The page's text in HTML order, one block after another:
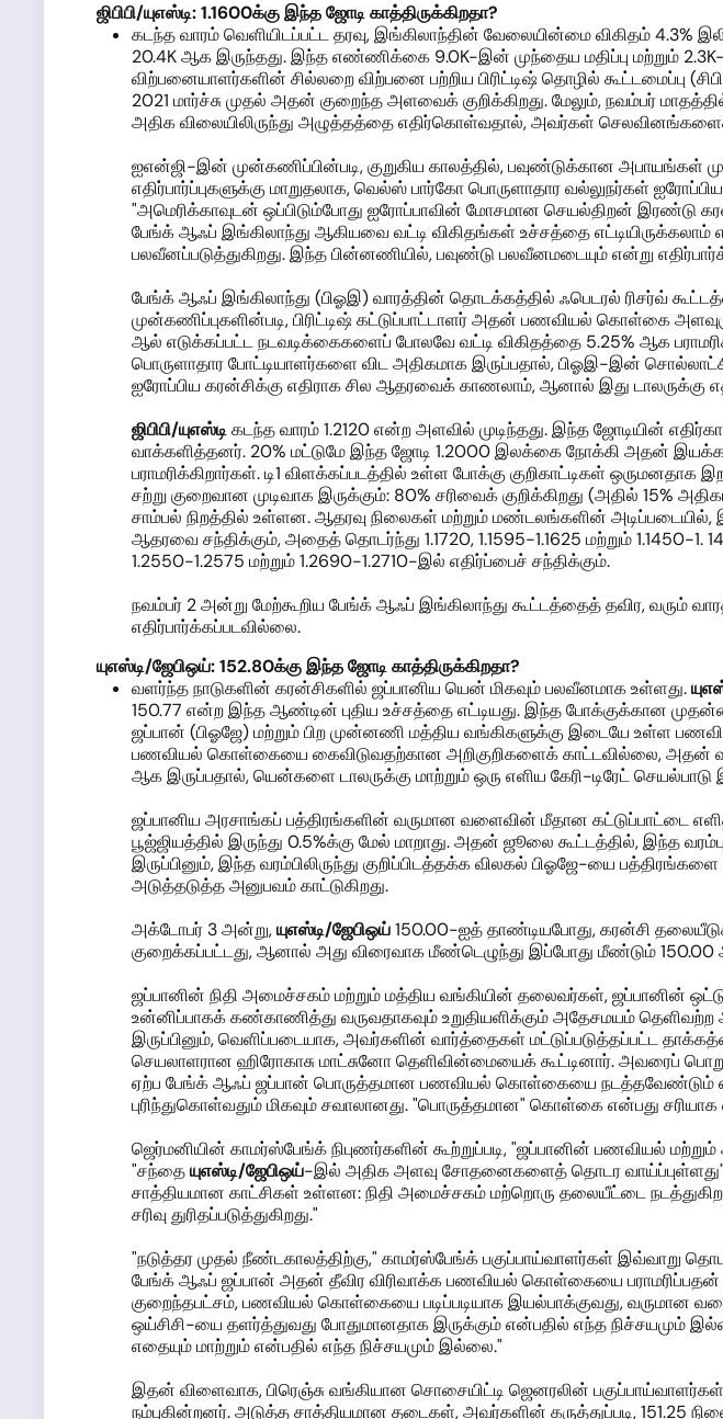
ஜிபிபி/யுஎஸ்டி:1.1600க்கு இந்தஜோடி காத்திருக்கிறதா?
கடந்த வாரம் வெளியிடப்பட்ட தரவு, இங்கிலாந்தின் வேலையின்மை விகிதம்
20.4K ஆக இருந்தது. இந்த எண்ணிக்கை 9.0K-இன் முந்தைய மதிப்பு மற்றும்
விற்பனையாளர்களின் சில்லறை விற்பனை பற்றிய பிரிட்டிஷ் தொழில் கூட்டமைப்பு
2021 மார்ச்சு முதல் அதன் குறைந்த அளவைக் குறிக்கிறது. மேலும், நவம்பர்
அதிக விலையிலிருந்து அழுத்தத்தை எதிர்கொள்வதால், அவர்கள்
ஐஎன்ஜி-இன் முன்கணிப்பின்படி, குறுகிய காலத்தில், பவுண்டுக்கான அபாயங்கள்
எதிர்பார்ப்புகளுக்கு மாறுதலாக, வெல்ஸ் பார்கோ பொருளாதார வல்லுநர்கள்
"அமெரிக்காவுடன் ஒப்பிடும்போது ஐரோப்பாவின் மோசமான செயல்திறன் இரண்டு
பேங்க் ஆஃப் இங்கிலாந்து ஆகியவை வட்டி விகிதங்கள் உச்சத்தை
பலவீனப்படுத்துகிறது. இந்த பின்னணியில், பவுண்டு பலவீனமடையும் என்று
பேங்க் ஆஃப் இங்கிலாந்து (பிஓஇ) வாரத்தின் தொடக்கத்தில் ஃபெடரல் ரிசர்வ்
முன்கணிப்புகளின்படி, பிரிட்டிஷ் கட்டுப்பாட்டாளர் அதன் பணவியல் கொள்கை
ஆல் எடுக்கப்பட்ட நடவடிக்கைகளைப் போலவே வட்டி விகிதத்தை 5.25% ஆக
பொருளாதார போட்டியாளர்களை விட அதிகமாக இருப்பதால், பிஓஇ-இன்
ஐரோப்பிய கரன்சிக்கு எதிராக சில ஆதரவைக் காணலாம், ஆனால் இது டாலருக்கு
ஜிபிபி/யுஎஸ்டிகடந்த வாரம் 1.2120 என்ற அளவில் முடிந்தது. இந்த ஜோடியின்
வாக்களித்தனர். 20% மட்டுமே இந்த ஜோடி 1.2000 இலக்கை நோக்கி அதன்
பராமரிக்கிறார்கள். டி1 விளக்கப்படத்தில் உள்ள போக்கு குறிகாட்டிகள் ஒருமனதாக
சற்று குறைவான முடிவாக இருக்கும்: 80% சரிவைக் குறிக்கிறது (அதில் 15%
சாம்பல் நிறத்தில் உள்ளன. ஆதரவு நிலைகள் மற்றும் மண்டலங்களின் அடிப்படையில்,
ஆதரவை சந்திக்கும், அதைத் தொடர்ந்து 1.1720, 1.1595-1.1625 மற்றும் 1.1450-1.
1.2550-1.2575 மற்றும் 1.2690-1.2710-இல் எதிர்ப்பைச் சந்திக்கும்.
நவம்பர் 2 அன்று மேற்கூறிய பேங்க் ஆஃப் இங்கிலாந்து கூட்டத்தைத் தவிர, வரும்
எதிர்பார்க்கப்படவில்லை.
யுஎஸ்டி/ஜேபிஒய்:152.80க்கு இந்தஜோடி காத்திருக்கிறதா?
வளர்ந்த நாடுகளின் கரன்சிகளில் ஜப்பானிய யென் மிகவும் பலவீனமாக உள்ளது.
150.77 என்ற இந்த ஆண்டின் புதிய உச்சத்தை எட்டியது. இந்த போக்குக்கான
ஜப்பான் (பிஓஜே) மற்றும் பிற முன்னணி மத்திய வங்கிகளுக்கு இடையே உள்ள
பணவியல் கொள்கையை கைவிடுவதற்கான அறிகுறிகளைக் காட்டவில்லை, அதன் வட்டி
ஆக இருப்பதால், யென்களை டாலருக்கு மாற்றும் ஒரு எளிய கேரி-டிரேட்
ஜப்பானிய அரசாங்கப் பத்திரங்களின் வருமான வளைவின் மீதான கட்டுப்பாட்டை
பூஜ்ஜியத்தில் இருந்து 0.5%க்கு மேல் மாறாது. அதன் ஜூலை கூட்டத்தில், இந்த
இருப்பினும், இந்த வரம்பிலிருந்து குறிப்பிடத்தக்க விலகல் பிஓஜே-யை
அடுத்தடுத்த அனுபவம் காட்டுகிறது.
அக்டோபர் 3 அன்று,யுஎஸ்டி/ஜேபிஒய்150.00-ஐத் தாண்டியபோது, கரன்சி
குறைக்கப்பட்டது, ஆனால் அது விரைவாக மீண்டெழுந்து இப்போது மீண்டும் 150.00
ஜப்பானின் நிதி அமைச்சகம் மற்றும் மத்திய வங்கியின் தலைவர்கள், ஜப்பானின்
உன்னிப்பாகக் கண்காணித்து வருவதாகவும் உறுதியளிக்கும் அதேசமயம்
இருப்பினும், வெளிப்படையாக, அவர்களின் வார்த்தைகள் மட்டுப்படுத்தப்பட்ட
செயலாளரான ஹிரோகாசு மாட்சுனோ தெளிவின்மையைக் கூட்டினார். அவரைப்
ஏற்ப பேங்க் ஆஃப் ஜப்பான் பொருத்தமான பணவியல் கொள்கையை நடத்தவேண்டும்
புரிந்துகொள்வதும் மிகவும் சவாலானது. "பொருத்தமான" கொள்கை என்பது
ஜெர்மனியின் காமர்ஸ்பேங்க் நிபுணர்களின் கூற்றுப்படி, "ஜப்பானின் பணவியல்
"சந்தையுஎஸ்டி/ஜேபிஒய்-இல் அதிக அளவு சோதனைகளைத் தொடர வாய்ப்புள்ளது"
சாத்தியமான காட்சிகள் உள்ளன: நிதி அமைச்சகம் மற்றொரு தலையீட்டை
சரிவு துரிதப்படுத்துகிறது."
"நடுத்தர முதல் நீண்டகாலத்திற்கு," காமர்ஸ்பேங்க் பகுப்பாய்வாளர்கள் இவ்வாறு
பேங்க் ஆஃப் ஜப்பான் அதன் தீவிர விரிவாக்க பணவியல் கொள்கையை
குறைந்தபட்சம், பணவியல் கொள்கையை படிப்படியாக இயல்பாக்குவது, வருமான
ஒய்சிசி-யை தளர்த்துவது போதுமானதாக இருக்கும் என்பதில் எந்த நிச்சயமும்
எதையும் மாற்றும் என்பதில் எந்த நிச்சயமும் இல்லை."
இதன் விளைவாக, பிரெஞ்சு வங்கியான சொசையிட்டி ஜெனரலின்
நம்புகின்றனர். அடுத்த சாத்தியமான தடைகள், அவர்களின் கருத்துப்படி,